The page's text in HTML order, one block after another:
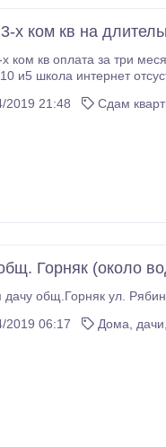
х ком кв на
ком кв оплата за три
и5 школа интернет
2019 21:48
Сдам
Горняк (около
2019 06:17
Дома,